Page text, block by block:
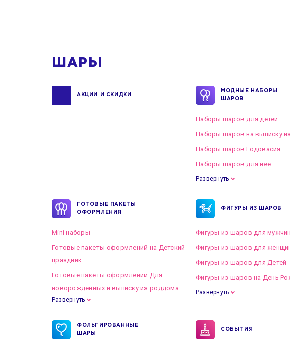
ШАРЫ
АКЦИИ И СКИДКИ
МОДНЫЕ НАБОРЫ
ШАРОВ
Наборы шаров для детей
Наборы шаров на выписку
Наборы шаров Годовасия
Наборы шаров для неё
Развернуть
ГОТОВЫЕ ПАКЕТЫ
ОФОРМЛЕНИЯ
Mini наборы
Готовые пакеты оформлений на Детский
праздник
Готовые пакеты оформлений Для
новорожденных и выписку из роддома
Готовые пакеты оформлений на Свадьбу
Развернуть
ФИГУРЫ ИЗ ШАРОВ
Фигуры из шаров для мужчин
Фигуры из шаров для
Фигуры из шаров для Детей
Фигуры из шаров на День
Развернуть
ФОЛЬГИРОВАННЫЕ
ШАРЫ
СОБЫТИЯ